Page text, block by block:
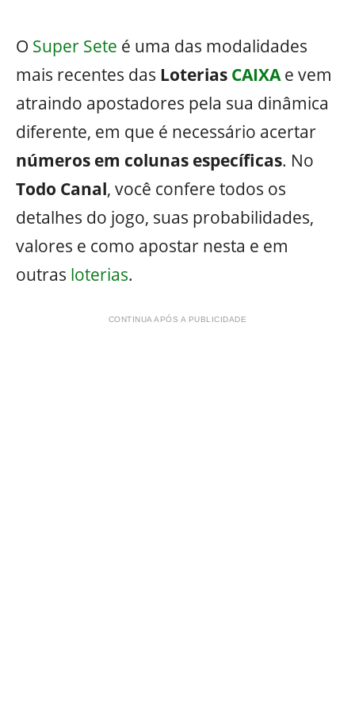
O Super Sete é uma das modalidades
mais recentes das Loterias CAIXAe vem
atraindo apostadores pela sua dinâmica
diferente, em que é necessário acertar
números em colunas específicas. No
Todo Canal, você confere todos os
detalhes do jogo, suas probabilidades,
valores e como apostar nesta e em
outras loterias.
CONTINUA APÓS A PUBLICIDADE